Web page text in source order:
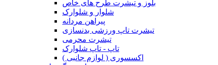
بلوز و تیشرت طرح های خاص
شلوار و شلوارک
پیراهن مردانه
تیشرت تاپ ورزشی بدنسازی
تیشرت محرمی
تاپ - تاپ شلوارک
اکسسوری ( لوازم جانبی )